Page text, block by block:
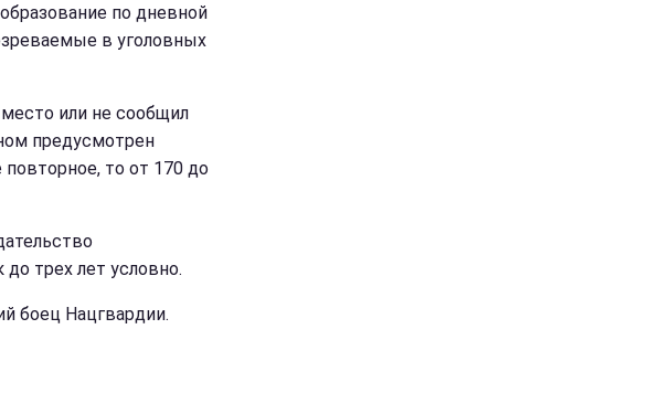
по дневной
в уголовных
или не сообщил
предусмотрен
то от 170 до
трех лет условно.
боец Нацгвардии.